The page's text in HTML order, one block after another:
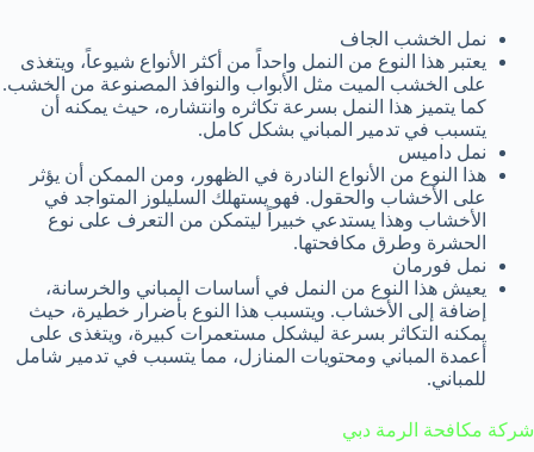
نمل الخشب الجاف
يعتبر هذا النوع من النمل واحداً من أكثر الأنواع شيوعاً، ويتغذى
على الخشب الميت مثل الأبواب والنوافذ المصنوعة من الخشب.
كما يتميز هذا النمل بسرعة تكاثره وانتشاره، حيث يمكنه أن
يتسبب في تدمير المباني بشكل كامل.
نمل داميس
هذا النوع من الأنواع النادرة في الظهور، ومن الممكن أن يؤثر
على الأخشاب والحقول. فهو يستهلك السليلوز المتواجد في
الأخشاب وهذا يستدعي خبيراً ليتمكن من التعرف على نوع
الحشرة وطرق مكافحتها.
نمل فورمان
يعيش هذا النوع من النمل في أساسات المباني والخرسانة،
إضافة إلى الأخشاب. ويتسبب هذا النوع بأضرار خطيرة، حيث
يمكنه التكاثر بسرعة ليشكل مستعمرات كبيرة، ويتغذى على
أعمدة المباني ومحتويات المنازل، مما يتسبب في تدمير شامل
للمباني.
شركة مكافحة الرمة دبي